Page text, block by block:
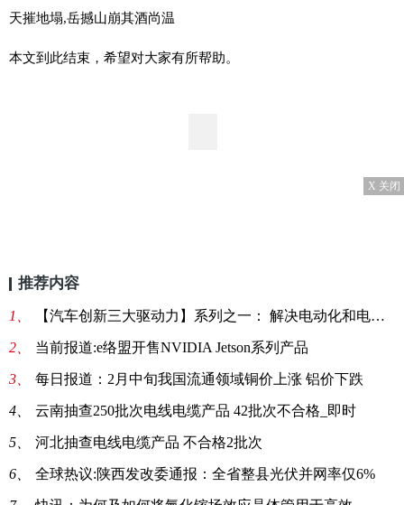
天摧地塌,岳撼山崩其酒尚温
本文到此结束，希望对大家有所帮助。
X 关闭
推荐内容
1、 【汽车创新三大驱动力】系列之一： 解决电动化和电池测试挑战的方法探讨:天天观察
2、 当前报道:e络盟开售NVIDIA Jetson系列产品
3、 每日报道：2月中旬我国流通领域铜价上涨 铝价下跌
4、 云南抽查250批次电线电缆产品 42批次不合格_即时
5、 河北抽查电线电缆产品 不合格2批次
6、 全球热议:陕西发改委通报：全省整县光伏并网率仅6%